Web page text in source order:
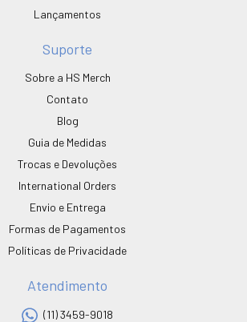
Lançamentos
Suporte
Sobre a HS Merch
Contato
Blog
Guia de Medidas
Trocas e Devoluções
International Orders
Envio e Entrega
Formas de Pagamentos
Políticas de Privacidade
Atendimento
(11) 3459-9018